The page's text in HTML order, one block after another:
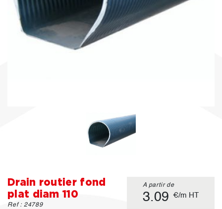
A partir de
3.09 €/m HT
Drain routier fond
plat diam 110
Ref : 24789